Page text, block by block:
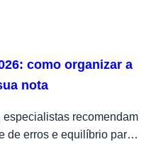
como organizar a
nota
recomendam
de erros e equilíbrio para